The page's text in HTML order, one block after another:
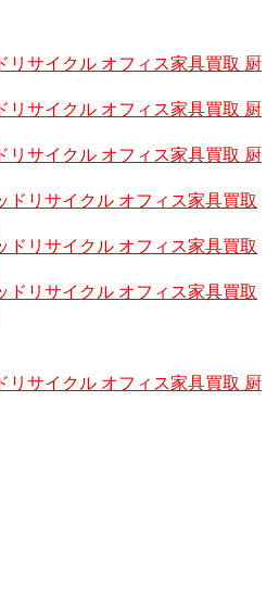
リサイクル オフィス家具買取 厨
リサイクル オフィス家具買取 厨
リサイクル オフィス家具買取 厨
ドリサイクル オフィス家具買取
ドリサイクル オフィス家具買取
ドリサイクル オフィス家具買取
リサイクル オフィス家具買取 厨